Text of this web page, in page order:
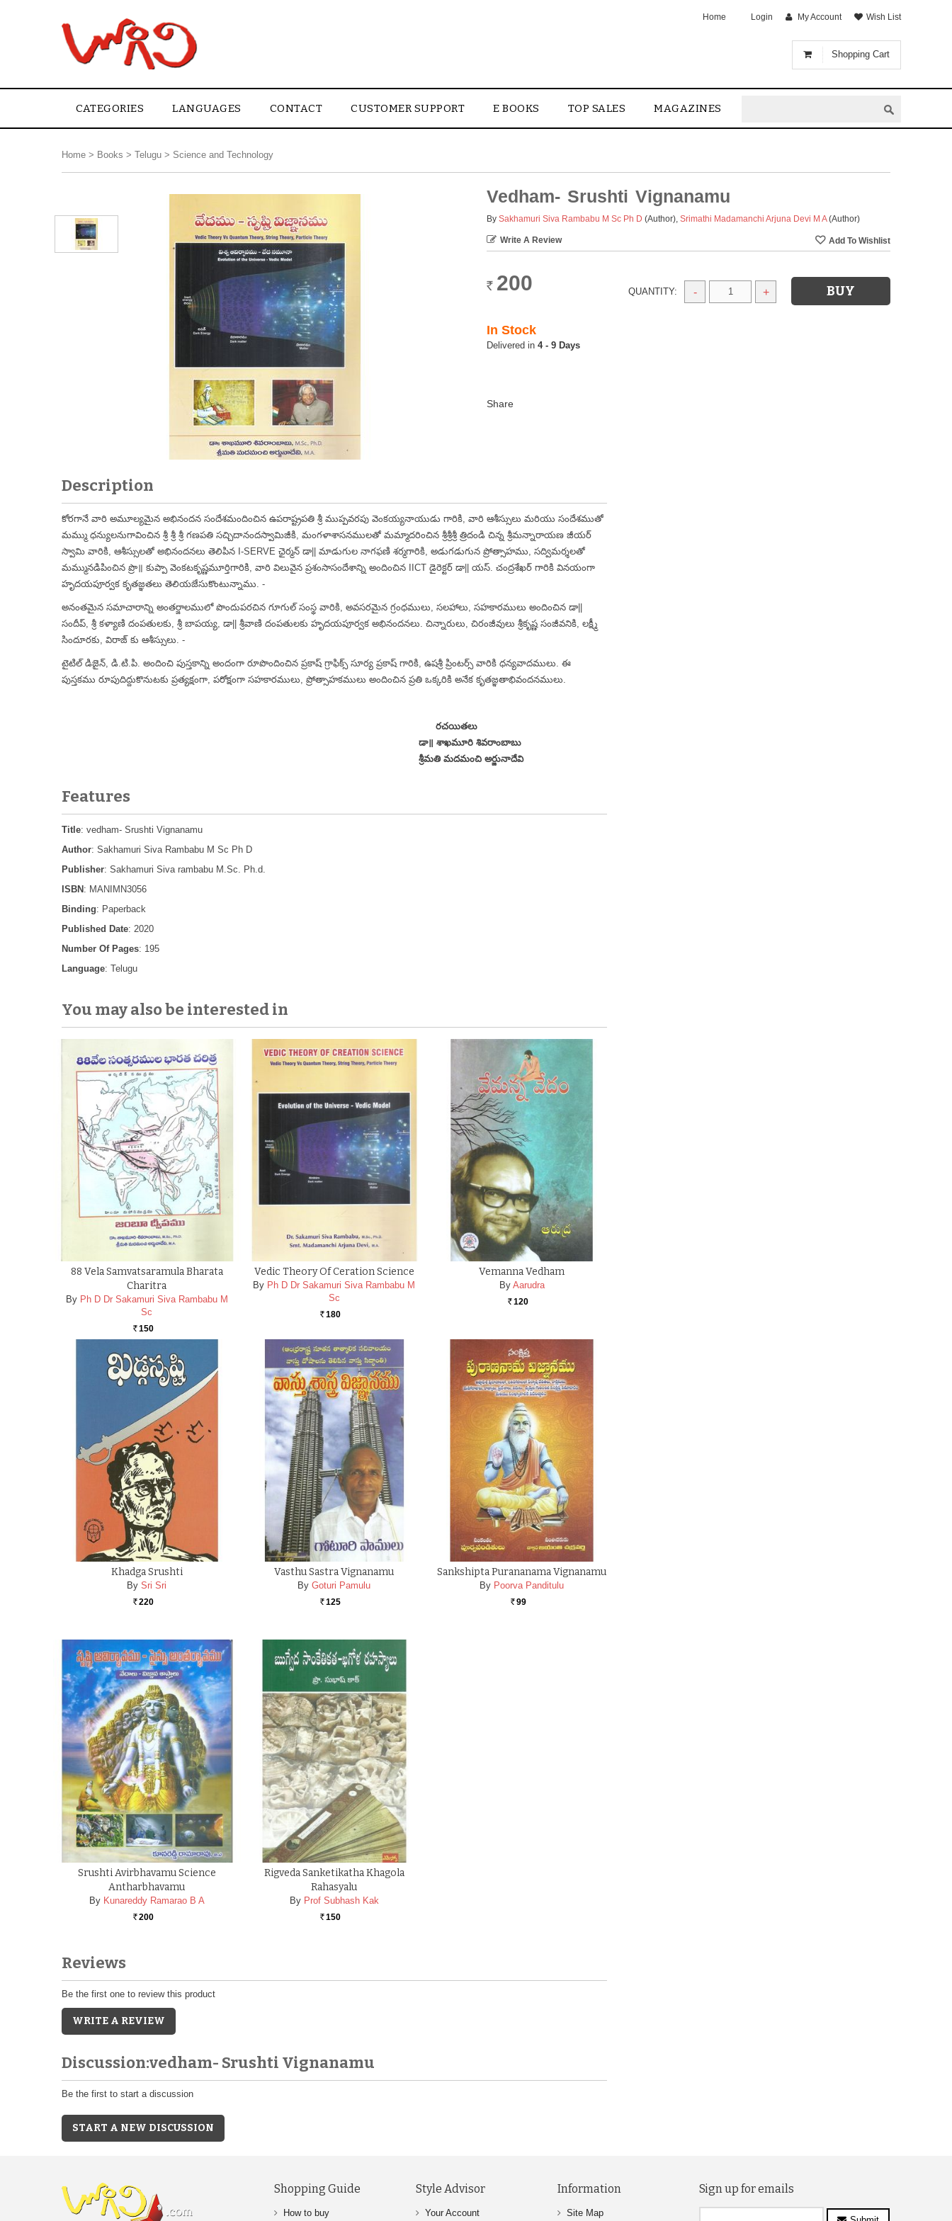
Shopping Cart
Home Login My Account Wish List
CATEGORIES LANGUAGES CONTACT CUSTOMER SUPPORT E BOOKS TOP SALES MAGAZINES
Home > Books > Telugu > Science and Technology
Vedham- Srushti Vignanamu
By Sakhamuri Siva Rambabu M Sc Ph D (Author), Srimathi Madamanchi Arjuna Devi M A (Author)
Write A Review
Rs. 200 QUANTITY: - +
In Stock
4 - 9 Days
Description
కోరగానే వారి అమూల్యమైన అభినందన సందేశమందించిన ఉపరాష్ట్రపతి శ్రీ ముప్పవరపు వెంకయ్యనాయుడు గారికి, వారి ఆశీస్సులు మరియు సందేశముతో
మమ్ము ధన్యులనుగావించిన శ్రీ శ్రీ శ్రీ గణపతి సచ్చిదానందస్వామిజీకి, మంగళాశాసనములతో మమ్మాదరించిన శ్రీశ్రీశ్రీ త్రిదండి చిన్న శ్రీమన్నారాయణ జీయర్
స్వామి వారికి, ఆశీస్సులతో అభినందనలు తెలిపిన I-SERVE ఛైర్మన్ డా|| మాడుగుల నాగఫణి శర్మగారికి, అడుగడుగున ప్రోత్సాహము, సద్విమర్శలతో
మమ్మునడిపించిన ప్రొ॥ కుప్పా వెంకటకృష్ణమూర్తిగారికి, వారి విలువైన ప్రశంసాసందేశాన్ని అందించిన IICT డైరెక్టర్ డా|| యస్. చంద్రశేఖర్ గారికి వినయంగా
హృదయపూర్వక కృతజ్ఞతలు తెలియజేసుకొంటున్నాము. -
అనంతమైన సమాచారాన్ని అంతర్జాలములో పొందుపరచిన గూగుల్ సంస్థ వారికి, అవసరమైన గ్రంధములు, సలహాలు, సహకారములు అందించిన డా||
సందీప్, శ్రీ కళ్యాణి దంపతులకు, శ్రీ బాపయ్య, డా|| శ్రీవాణి దంపతులకు హృదయపూర్వక అభినందనలు. చిన్నారులు, చిరంజీవులు శ్రీకృష్ణ సంజీవనికి, లక్ష్మీ
సిందూరకు, విరాజ్ కు ఆశీస్సులు. -
టైటిల్ డిజైన్, డి.టి.పి. అందించి పుస్తకాన్ని అందంగా రూపొందించిన ప్రకాష్ గ్రాఫిక్స్ సూర్య ప్రకాష్ గారికి, ఉషశ్రీ ప్రింటర్స్ వారికి ధన్యవాదములు. ఈ
పుస్తకము రూపుదిద్దుకొనుటకు ప్రత్యక్షంగా, పరోక్షంగా సహకారములు, ప్రోత్సాహకములు అందించిన ప్రతి ఒక్కరికి అనేక కృతజ్ఞతాభివందనములు.
రచయితలు
డా॥ శాఖమూరి శివరాంబాబు
శ్రీమతి మదమంచి అర్జునాదేవి
Features
Title: vedham- Srushti Vignanamu
Author: Sakhamuri Siva Rambabu M Sc Ph D
Publisher: Sakhamuri Siva rambabu M.Sc. Ph.d.
ISBN : MANIMN3056
Binding: Paperback
Published Date: 2020
Number Of Pages: 195
Language: Telugu
You may also be interested in
88 Vela Samvatsaramula Bharata
Charitra
By Ph D Dr Sakamuri Siva Rambabu M
Sc
Rs. 150
Vedic Theory Of Ceration Science
By Ph D Dr Sakamuri Siva Rambabu M
Sc
Rs. 180
Vemanna Vedham
By Aarudra
Rs. 120
Khadga Srushti
By Sri Sri
Rs. 220
Vasthu Sastra Vignanamu
By Goturi Pamulu
Rs. 125
Sankshipta Purananama Vignanamu
By Poorva Panditulu
Rs. 99
Srushti Avirbhavamu Science
Antharbhavamu
By Kunareddy Ramarao B A
Rs. 200
Rigveda Sanketikatha Khagola
Rahasyalu
By Prof Subhash Kak
Rs. 150
Reviews
Be the first one to review this product
WRITE A REVIEW
Discussion:vedham- Srushti Vignanamu
Be the first to start a discussion
START A NEW DISCUSSION
Shopping Guide
How to buy
Style Advisor
Your Account
Information
Site Map
Sign up for emails